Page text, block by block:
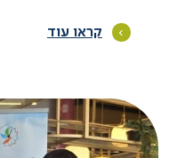
קראו עוד